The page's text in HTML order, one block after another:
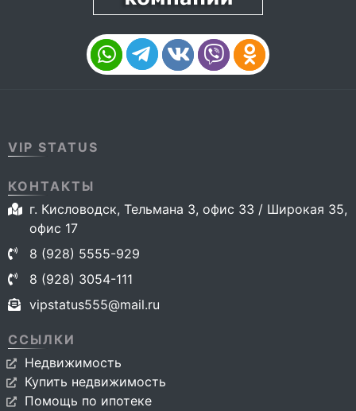
VIP STATUS
КОНТАКТЫ
г. Кисловодск, Тельмана 3, офис 33 / Широкая 35,
офис 17
8 (928) 5555-929
8 (928) 3054-111
vipstatus555@mail.ru
ССЫЛКИ
Недвижимость
Купить недвижимость
Помощь по ипотеке